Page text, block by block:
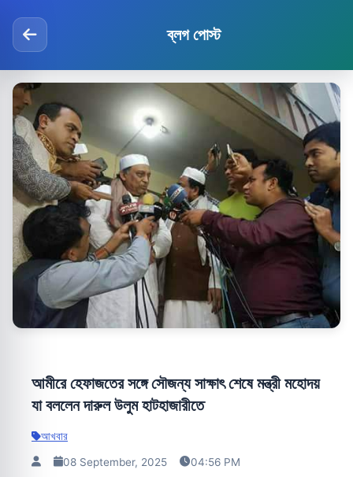
ব্লগ পোস্ট
আমীরে হেফাজতের সঙ্গে সৌজন্য সাক্ষাৎ শেষে মন্ত্রী মহোদয়
যা বললেন দারুল উলুম হাটহাজারীতে
আখবার
08 September, 2025 04:56 PM